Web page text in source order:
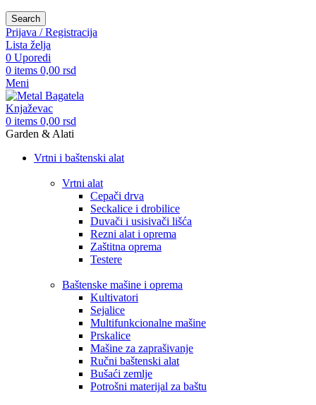
Search
Prijava / Registracija
Lista želja
0 Uporedi
0 items 0,00 rsd
Meni
0 items 0,00 rsd
Garden & Alati
Vrtni i baštenski alat
Vrtni alat
Cepači drva
Seckalice i drobilice
Duvači i usisivači lišća
Rezni alat i oprema
Zaštitna oprema
Testere
Baštenske mašine i oprema
Kultivatori
Sejalice
Multifunkcionalne mašine
Prskalice
Mašine za zaprašivanje
Ručni baštenski alat
Bušaći zemlje
Potrošni materijal za baštu